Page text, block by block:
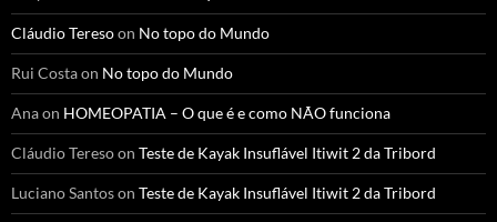
Cláudio Teresoon No topo do Mundo
Rui Costaon No topo do Mundo
Anaon HOMEOPATIA – O que é e como NÃO funciona
Cláudio Teresoon Teste de Kayak Insuflável Itiwit 2 da Tribord
Luciano Santoson Teste de Kayak Insuflável Itiwit 2 da Tribord